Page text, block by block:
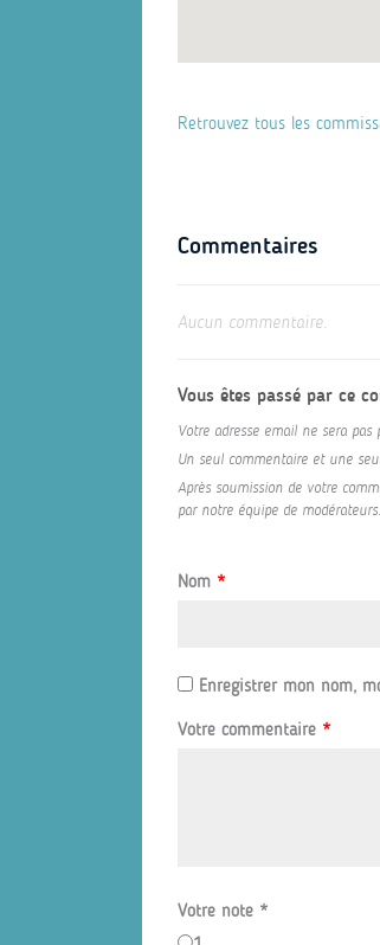
Retrouvez tous les
Commentaires
Aucun commentaire.
Vous êtes passé par ce
Votre adresse email ne sera
Un seul commentaire et une
Après soumission de votre
par notre équipe de modérateurs.
Nom *
Enregistrer mon nom,
Votre commentaire *
Votre note *